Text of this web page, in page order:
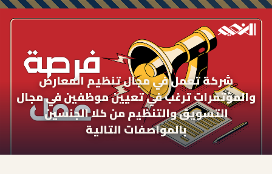
شركة تعمل في مجال تنظيم المعارض
والمؤتمرات ترغب في تعيين موظفين في مجال
التسويق والتنظيم من كلا الجنسين
بالمواصفات التالية